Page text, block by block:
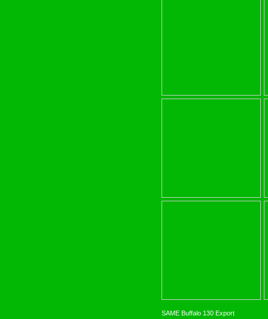
SAME Buffalo 130 Export